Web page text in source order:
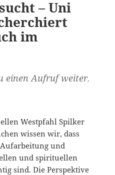
– Uni
im
einen Aufruf weiter.
Westpfahl Spilker
wissen wir, dass
und
und spirituellen
sind. Die Perspektive